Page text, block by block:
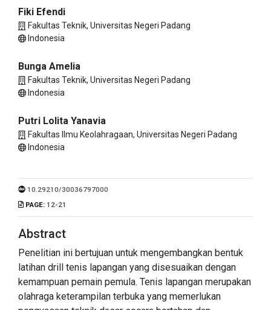
Fiki Efendi
Fakultas Teknik, Universitas Negeri Padang
Indonesia
Bunga Amelia
Fakultas Teknik, Universitas Negeri Padang
Indonesia
Putri Lolita Yanavia
Fakultas Ilmu Keolahragaan, Universitas Negeri Padang
Indonesia
10.29210/30036797000
PAGE: 12-21
Abstract
Penelitian ini bertujuan untuk mengembangkan bentuk
latihan drill tenis lapangan yang disesuaikan dengan
kemampuan pemain pemula. Tenis lapangan merupakan
olahraga keterampilan terbuka yang memerlukan